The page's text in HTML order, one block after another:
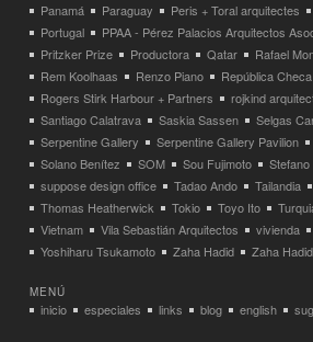
Panamá
Paraguay Peris + Toral arquitectes
Portugal
PPAA - Pérez Palacios Arquitectos
Pritzker Prize
Productora Qatar Rafael
Rem Koolhaas
Renzo Piano República Checa
Rogers Stirk Harbour + Partners
rojkind
Santiago Calatrava
Saskia Sassen Selgas
Serpentine Gallery
Serpentine Gallery Pavilion
Solano Benítez
SOM Sou Fujimoto Stefano
suppose design office
Tadao Ando Tailandia
Thomas Heatherwick
Tokio Toyo Ito
Vietnam
Vila Sebastián Arquitectos vivienda
Yoshiharu Tsukamoto
Zaha Hadid Zaha
MENÚ
inicio especiales links blog english